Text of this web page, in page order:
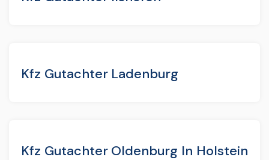
Kfz Gutachter Ladenburg
Kfz Gutachter Oldenburg In Holstein